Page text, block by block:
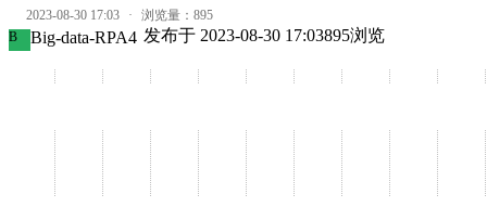
2023-08-30 17:03 · 浏览量： 895
B
Big-data-RPA4 发布于 2023-08-30 17:03895浏览